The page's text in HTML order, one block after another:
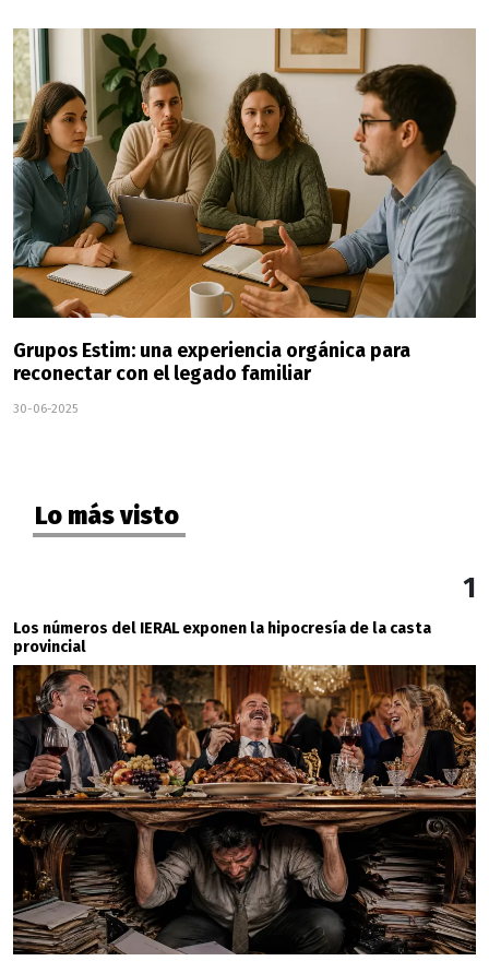
Grupos Estim: una experiencia orgánica para
reconectar con el legado familiar
30-06-2025
Lo más visto
1
Los números del IERAL exponen la hipocresía de la casta
provincial